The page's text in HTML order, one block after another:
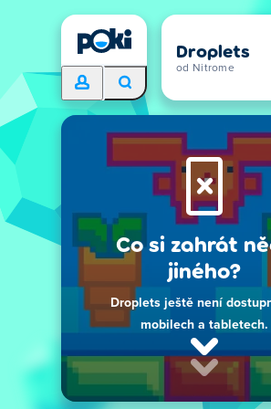
Droplets
od Nitrome
Co si zahrát
jiného?
Droplets ještě není
mobilech a tabletech.